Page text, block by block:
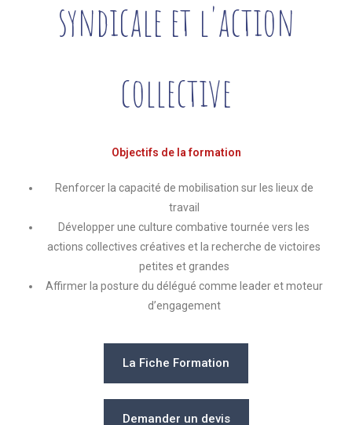
syndicale et l'action
collective
Objectifs de la formation
Renforcer la capacité de mobilisation sur les lieux de
travail
Développer une culture combative tournée vers les
actions collectives créatives et la recherche de victoires
petites et grandes
Affirmer la posture du délégué comme leader et moteur
d’engagement
La Fiche Formation
Demander un devis